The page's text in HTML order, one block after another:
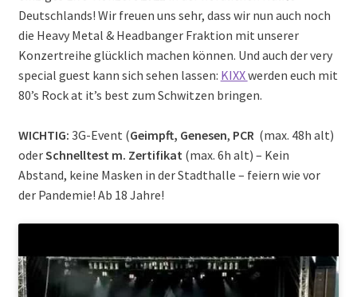
Deutschlands! Wir freuen uns sehr, dass wir nun auch noch
die Heavy Metal & Headbanger Fraktion mit unserer
Konzertreihe glücklich machen können. Und auch der very
special guest kann sich sehen lassen: KIXXwerden euch mit
80’s Rock at it’s best zum Schwitzen bringen.
WICHTIG: 3G-Event (Geimpft, Genesen, PCR (max. 48h alt)
oderSchnelltest m. Zertifikat (max. 6h alt) – Kein
Abstand, keine Masken in der Stadthalle – feiern wie vor
der Pandemie! Ab 18 Jahre!